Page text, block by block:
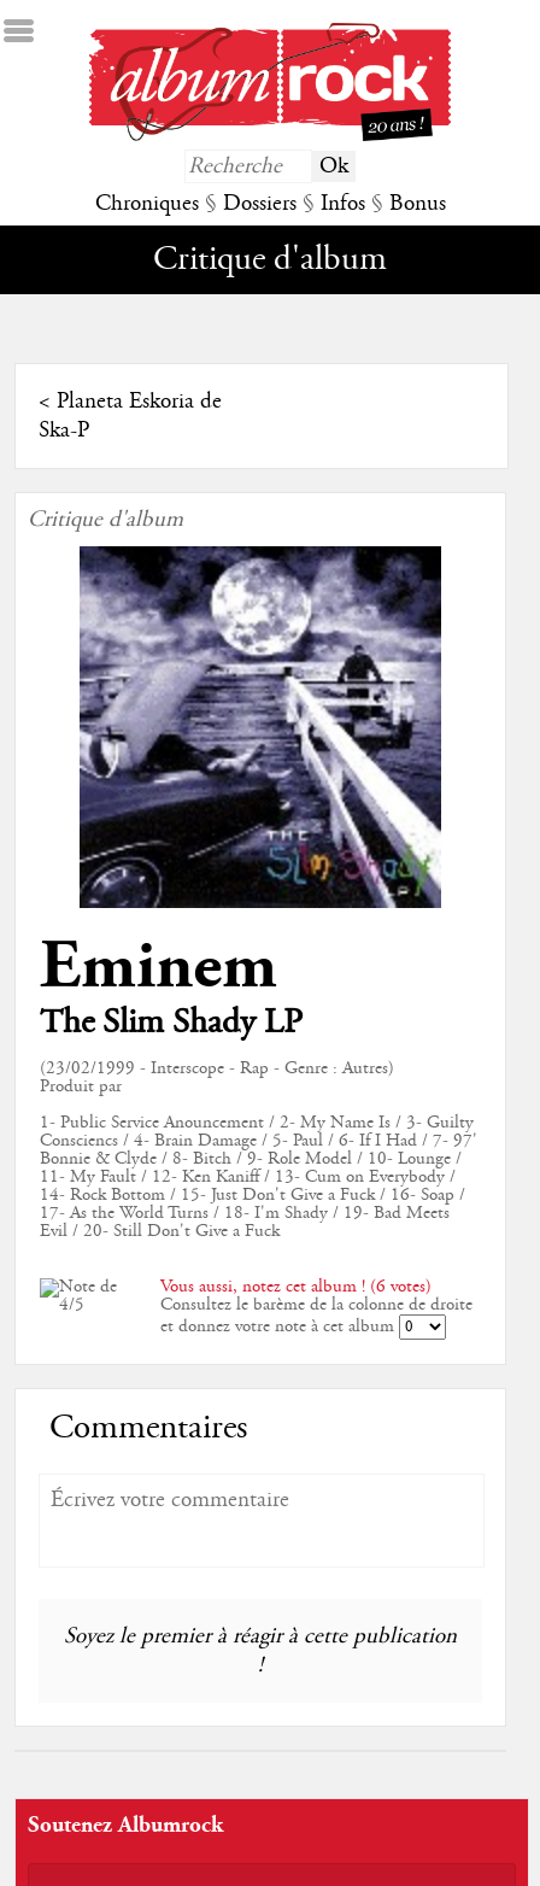
Chroniques § Dossiers § Infos § Bonus
Critique d'album
< Planeta Eskoria de
Ska-P
Critique d'album
Eminem
The Slim Shady LP
(23/02/1999 - Interscope - Rap - Genre : Autres)
Produit par
1- Public Service Anouncement / 2- My Name Is / 3- Guilty
Consciencs / 4- Brain Damage / 5- Paul / 6- If I Had / 7- 97'
Bonnie & Clyde / 8- Bitch / 9- Role Model / 10- Lounge /
11- My Fault / 12- Ken Kaniff / 13- Cum on Everybody /
14- Rock Bottom / 15- Just Don't Give a Fuck / 16- Soap /
17- As the World Turns / 18- I'm Shady / 19- Bad Meets
Evil / 20- Still Don't Give a Fuck
Vous aussi, notez cet album ! (6 votes)
Consultez le barème de la colonne de droite
et donnez votre note à cet album
Commentaires
Soyez le premier à réagir à cette publication
!
Soutenez Albumrock